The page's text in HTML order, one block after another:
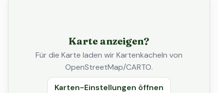
Karte anzeigen?
Für die Karte laden wir Kartenkacheln von
OpenStreetMap/CARTO.
Karten-Einstellungen öffnen